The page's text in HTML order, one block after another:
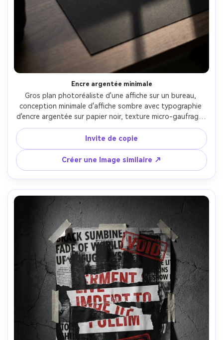
Encre argentée minimale
Gros plan photoréaliste d'une affiche sur un bureau,
conception minimale d'affiche sombre avec typographie
d'encre argentée sur papier noir, texture micro-gaufrage,
marges nettes, minuscules coordonnées comme détail,
décrochage d'ombre douce, grain de papier réaliste et
reflets speculaires, prise sur Canon R5, 100mm, f/4,
réalisme produit haute résolution-AR 4:5
Invite de copie
Créer une Image similaire ↗